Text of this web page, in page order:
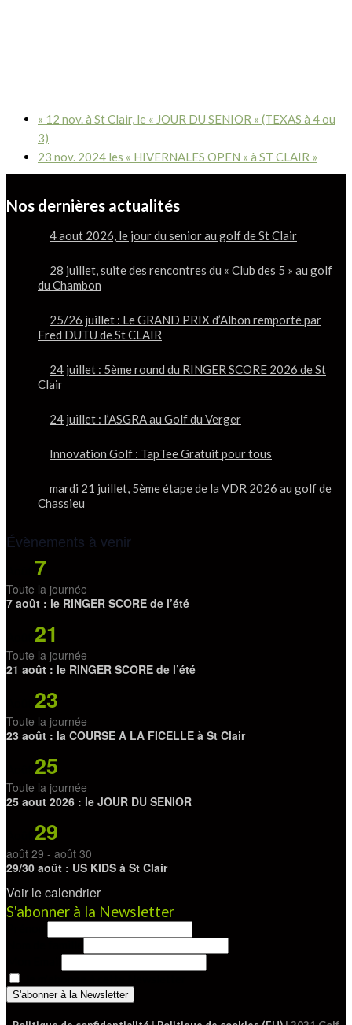
« 12 nov. à St Clair, le « JOUR DU SENIOR » (TEXAS à 4 ou
3)
23 nov. 2024 les « HIVERNALES OPEN » à ST CLAIR »
Nos dernières actualités
4 aout 2026, le jour du senior au golf de St Clair
28 juillet, suite des rencontres du « Club des 5 » au golf
du Chambon
25/26 juillet : Le GRAND PRIX d’Albon remporté par
Fred DUTU de St CLAIR
24 juillet : 5ème round du RINGER SCORE 2026 de St
Clair
24 juillet : l’ASGRA au Golf du Verger
Innovation Golf : TapTee Gratuit pour tous
mardi 21 juillet, 5ème étape de la VDR 2026 au golf de
Chassieu
Évènements à venir
7
Toute la journée
7 août : le RINGER SCORE de l’été
21
Toute la journée
21 août : le RINGER SCORE de l’été
23
Toute la journée
23 août : la COURSE A LA FICELLE à St Clair
25
Toute la journée
25 aout 2026 : le JOUR DU SENIOR
29
août 29 - août 30
29/30 août : US KIDS à St Clair
Voir le calendrier
S'abonner à la Newsletter